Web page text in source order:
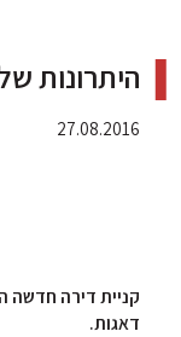
היתרונות
27.08.2016
קניית דירה חדשה
דאגות.